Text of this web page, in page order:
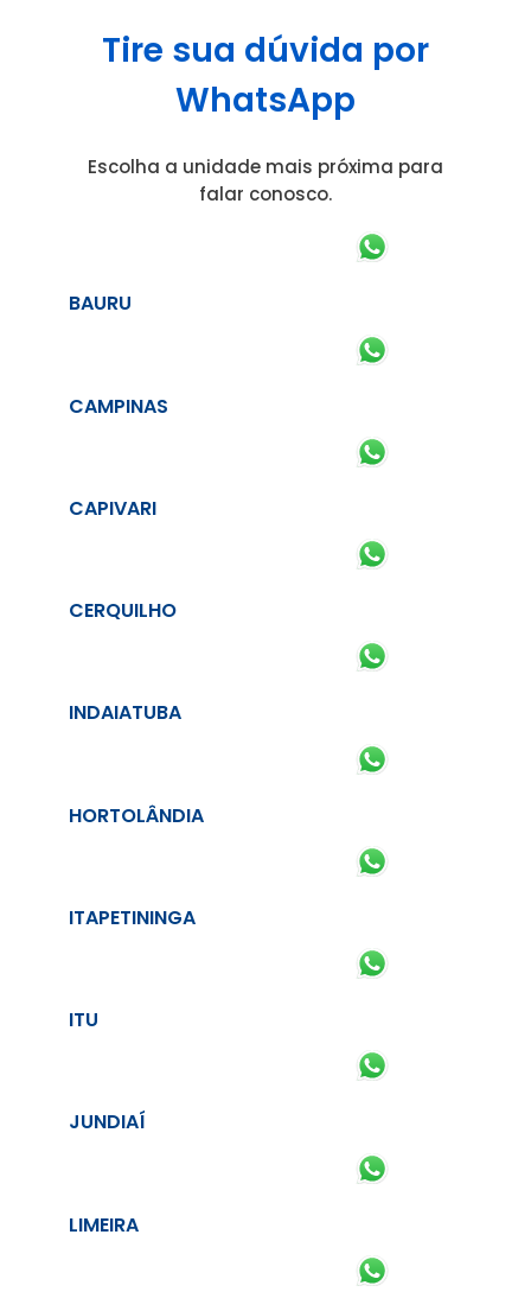
Tire sua dúvida por
WhatsApp
Escolha a unidade mais próxima para
falar conosco.
BAURU
CAMPINAS
CAPIVARI
CERQUILHO
INDAIATUBA
HORTOLÂNDIA
ITAPETININGA
ITU
JUNDIAÍ
LIMEIRA